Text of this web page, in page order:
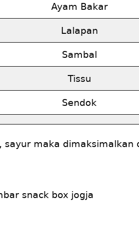
Ayam Bakar
Lalapan
Sambal
Tissu
Sendok
maka dimaksimalkan